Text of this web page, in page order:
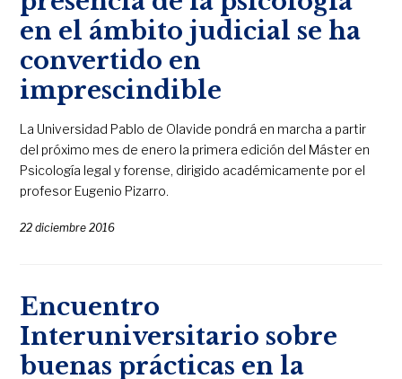
en el ámbito judicial se ha
convertido en
imprescindible
La Universidad Pablo de Olavide pondrá en marcha a partir
del próximo mes de enero la primera edición del Máster en
Psicología legal y forense, dirigido académicamente por el
profesor Eugenio Pizarro.
22 diciembre 2016
Encuentro
Interuniversitario sobre
buenas prácticas en la